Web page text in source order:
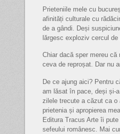
Prieteniile mele cu
afinități culturale cu
de a gândi. Deși
lărgesc exploziv cercul
Chiar dacă sper mereu
ceva de reproșat. Dar nu
De ce ajung aici? Pentru
am lăsat în pace, deși și-
zilele trecute a căzut ca o
prietenia și apropierea
Editura Tracus Arte îi
sefeului românesc. Mai